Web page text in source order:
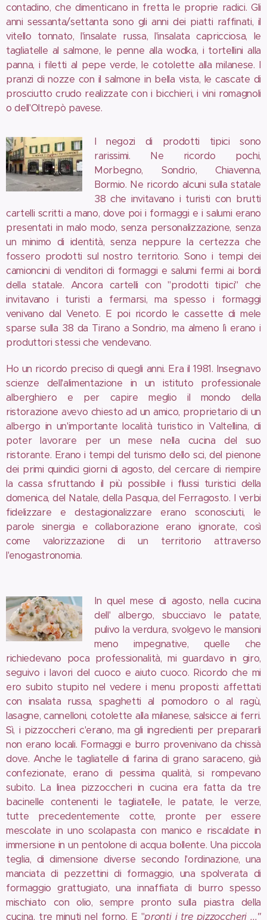
contadino, che dimenticano in fretta le proprie radici. Gli
anni sessanta/settanta sono gli anni dei piatti raffinati, il
vitello tonnato, l'insalate russa, l'insalata capricciosa, le
tagliatelle al salmone, le penne alla wodka, i tortellini alla
panna, i filetti al pepe verde, le cotolette alla milanese. I
pranzi di nozze con il salmone in bella vista, le cascate di
prosciutto crudo realizzate con i bicchieri, i vini romagnoli
o dell'Oltrepò pavese.
I negozi di prodotti tipici sono
rarissimi. Ne ricordo pochi,
Morbegno, Sondrio, Chiavenna,
Bormio. Ne ricordo alcuni sulla statale
38 che invitavano i turisti con brutti
cartelli scritti a mano, dove poi i formaggi e i salumi erano
presentati in malo modo, senza personalizzazione, senza
un minimo di identità, senza neppure la certezza che
fossero prodotti sul nostro territorio. Sono i tempi dei
camioncini di venditori di formaggi e salumi fermi ai bordi
della statale. Ancora cartelli con "prodotti tipici" che
invitavano i turisti a fermarsi, ma spesso i formaggi
venivano dal Veneto. E poi ricordo le cassette di mele
sparse sulla 38 da Tirano a Sondrio, ma almeno lì erano i
produttori stessi che vendevano.
Ho un ricordo preciso di quegli anni. Era il 1981. Insegnavo
scienze dell'alimentazione in un istituto professionale
alberghiero e per capire meglio il mondo della
ristorazione avevo chiesto ad un amico, proprietario di un
albergo in un'importante località turistico in Valtellina, di
poter lavorare per un mese nella cucina del suo
ristorante. Erano i tempi del turismo dello sci, del pienone
dei primi quindici giorni di agosto, del cercare di riempire
la cassa sfruttando il più possibile i flussi turistici della
domenica, del Natale, della Pasqua, del Ferragosto. I verbi
fidelizzare e destagionalizzare erano sconosciuti, le
parole sinergia e collaborazione erano ignorate, così
come valorizzazione di un territorio attraverso
l'enogastronomia.
In quel mese di agosto, nella cucina
dell' albergo, sbucciavo le patate,
pulivo la verdura, svolgevo le mansioni
meno impegnative, quelle che
richiedevano poca professionalità, mi guardavo in giro,
seguivo i lavori del cuoco e aiuto cuoco. Ricordo che mi
ero subito stupito nel vedere i menu proposti: affettati
con insalata russa, spaghetti al pomodoro o al ragù,
lasagne, cannelloni, cotolette alla milanese, salsicce ai ferri.
Sì, i pizzoccheri c'erano, ma gli ingredienti per prepararli
non erano locali. Formaggi e burro provenivano da chissà
dove. Anche le tagliatelle di farina di grano saraceno, già
confezionate, erano di pessima qualità, si rompevano
subito. La linea pizzoccheri in cucina era fatta da tre
bacinelle contenenti le tagliatelle, le patate, le verze,
tutte precedentemente cotte, pronte per essere
mescolate in uno scolapasta con manico e riscaldate in
immersione in un pentolone di acqua bollente. Una piccola
teglia, di dimensione diverse secondo l'ordinazione, una
manciata di pezzettini di formaggio, una spolverata di
formaggio grattugiato, una innaffiata di burro spesso
mischiato con olio, sempre pronto sulla piastra della
cucina, tre minuti nel forno. E "pronti i tre pizzoccheri ..."